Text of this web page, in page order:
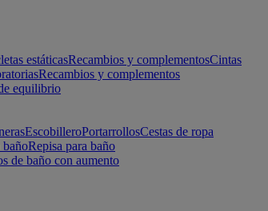
estáticasRecambios y complementosCintas
Recambios y complementos
equilibrio
EscobilleroPortarrollosCestas de ropa
bañoRepisa para baño
de baño con aumento